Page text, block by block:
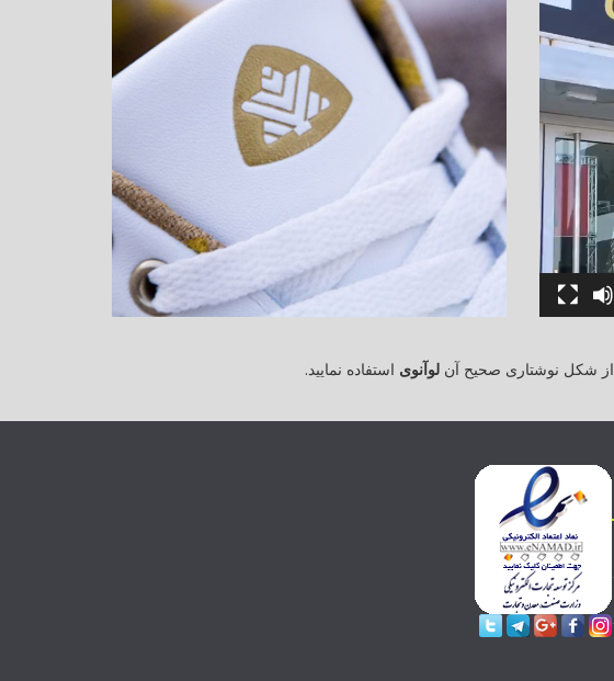
از شکل نوشتاری صحیح آن لوآنوی استفاده نمایید.